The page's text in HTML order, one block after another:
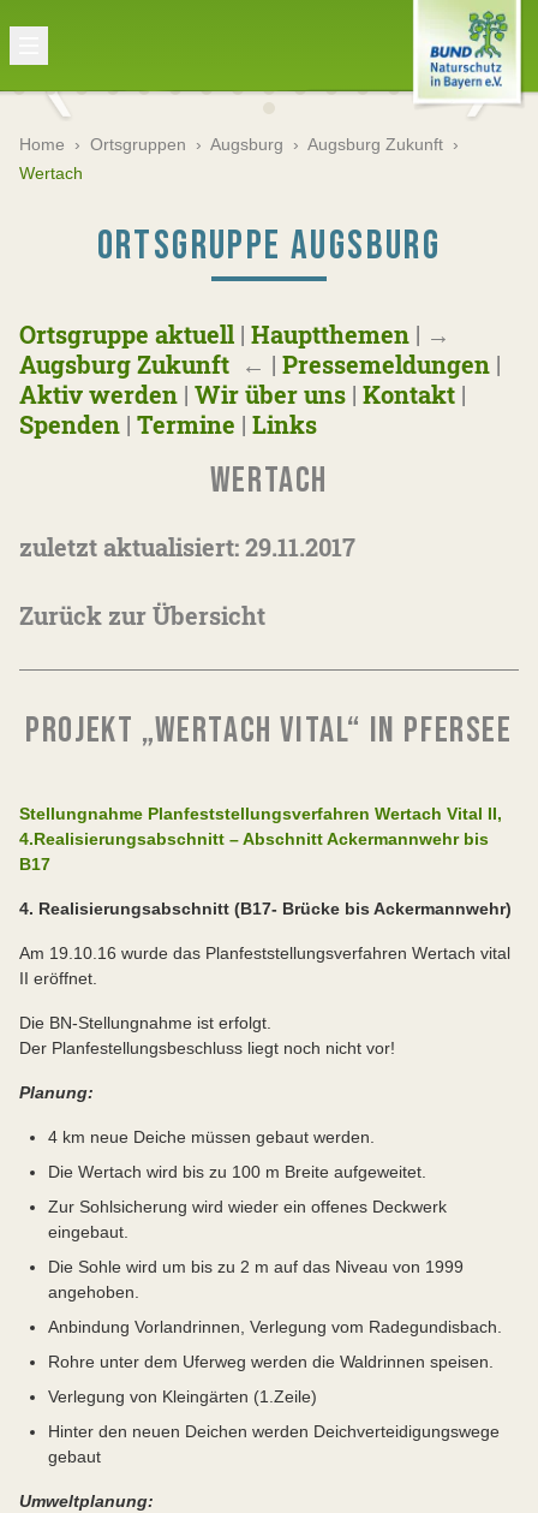
Home › Ortsgruppen › Augsburg › Augsburg Zukunft ›
Wertach
ORTSGRUPPE AUGSBURG
Ortsgruppe aktuell | Hauptthemen | →
Augsburg Zukunft ← | Pressemeldungen |
Aktiv werden | Wir über uns | Kontakt |
Spenden | Termine | Links
WERTACH
zuletzt aktualisiert: 29.11.2017
Zurück zur Übersicht
PROJEKT „WERTACH VITAL“ IN PFERSEE
Stellungnahme Planfeststellungsverfahren Wertach Vital II,
4.Realisierungsabschnitt – Abschnitt Ackermannwehr bis
B17
4. Realisierungsabschnitt (B17- Brücke bis Ackermannwehr)
Am 19.10.16 wurde das Planfeststellungsverfahren Wertach vital
II eröffnet.
Die BN-Stellungnahme ist erfolgt.
Der Planfestellungsbeschluss liegt noch nicht vor!
Planung:
4 km neue Deiche müssen gebaut werden.
Die Wertach wird bis zu 100 m Breite aufgeweitet.
Zur Sohlsicherung wird wieder ein offenes Deckwerk
eingebaut.
Die Sohle wird um bis zu 2 m auf das Niveau von 1999
angehoben.
Anbindung Vorlandrinnen, Verlegung vom Radegundisbach.
Rohre unter dem Uferweg werden die Waldrinnen speisen.
Verlegung von Kleingärten (1.Zeile)
Hinter den neuen Deichen werden Deichverteidigungswege
gebaut
Umweltplanung: